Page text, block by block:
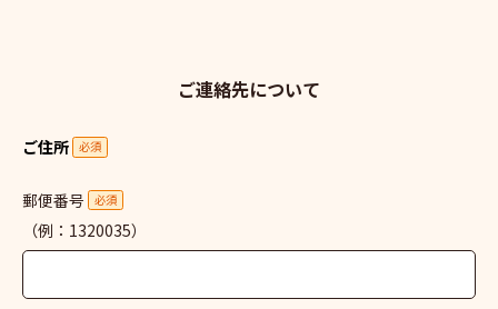
ご連絡先について
ご住所 必須
郵便番号 必須
（例：1320035）